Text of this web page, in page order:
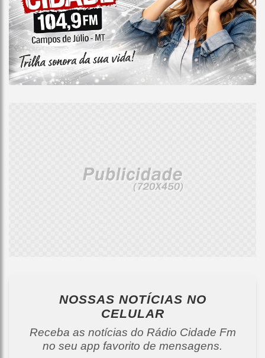
NOSSAS NOTÍCIAS NO
CELULAR
Receba as notícias do Rádio Cidade Fm
no seu app favorito de mensagens.